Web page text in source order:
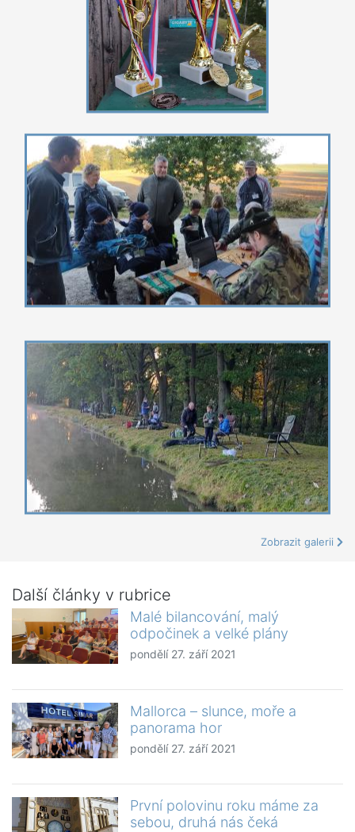
Zobrazit galerii
Další články v rubrice
Malé bilancování, malý
odpočinek a velké plány
pondělí 27. září 2021
Mallorca – slunce, moře a
panorama hor
pondělí 27. září 2021
První polovinu roku máme za
sebou, druhá nás čeká